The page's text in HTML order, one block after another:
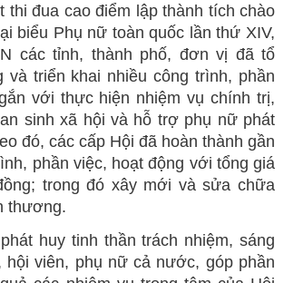
đua cao điểm lập thành tích chào
biểu Phụ nữ toàn quốc lần thứ XIV,
các tỉnh, thành phố, đơn vị đã tổ
và triển khai nhiều công trình, phần
với thực hiện nhiệm vụ chính trị,
sinh xã hội và hỗ trợ phụ nữ phát
đó, các cấp Hội đã hoàn thành gần
phần việc, hoạt động với tổng giá
trong đó xây mới và sửa chữa
thương.
huy tinh thần trách nhiệm, sáng
hội viên, phụ nữ cả nước, góp phần